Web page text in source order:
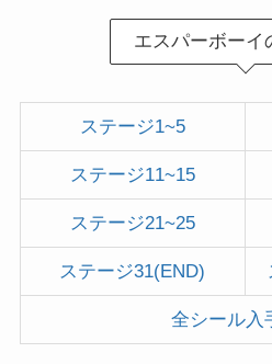
エスパーボーイ
ステージ1~5
ステージ11~15
ステージ21~25
ステージ31(END)
全シール入